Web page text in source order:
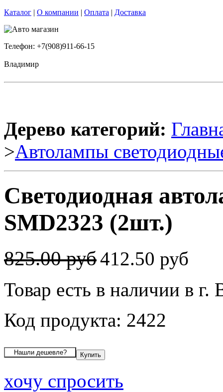
Каталог | О компании | Оплата | Доставка
Телефон: +7(908)911-66-15
Владимир
Дерево категорий:
>Автолампы
Светодиодная
SMD2323 (2шт.)
825.00 руб412.50 руб
Товар есть в наличии в г.
Код продукта: 2422
хочу спросить